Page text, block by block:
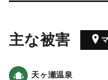
主な被害
天ヶ瀬温泉